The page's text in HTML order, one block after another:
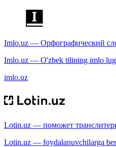
Imlo.uz — Орфографический
Imlo.uz — O'zbek tilining imlo
imlo.uz
Lotin.uz — поможет
Lotin.uz — foydalanuvchilarga